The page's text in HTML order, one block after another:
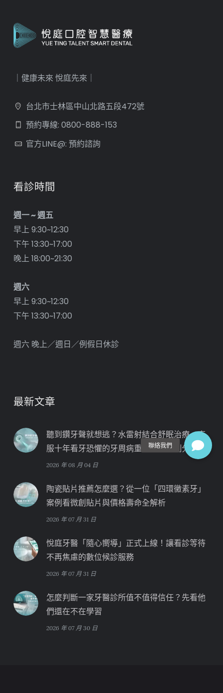
｜健康未來 悅庭先來｜
台北市士林區中山北路五段472號
預約專線: 0800-888-153
官方LINE@: 預約諮詢
看診時間
週一 ~ 週五
早上 9:30~12:30
下午 13:30~17:00
晚上 18:00~21:30
週六
早上 9:30~12:30
下午 13:30~17:00
週六 晚上／週日／例假日休診
最新文章
聽到鑽牙聲就想逃？水雷射結合舒眠治療，克
服十年看牙恐懼的牙周病重建真實案例分享
2026 年 08 月 04 日
陶瓷貼片推薦怎麼選？從一位「四環黴素牙」
案例看微創貼片與價格壽命全解析
2026 年 07 月 31 日
悅庭牙醫「隨心嚮導」正式上線！讓看診等待
不再焦慮的數位候診服務
2026 年 07 月 31 日
怎麼判斷一家牙醫診所值不值得信任？先看他
們還在不在學習
2026 年 07 月 30 日